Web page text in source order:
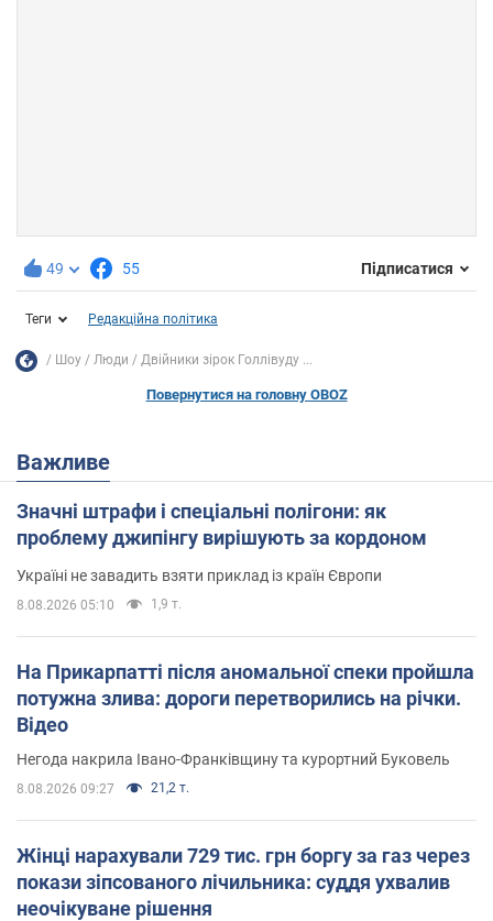
49 55 Підписатися
Теги Редакційна політика
Шоу Люди Двійники зірок Голлівуду ...
Повернутися на головну OBOZ
Важливе
Значні штрафи і спеціальні полігони: як
проблему джипінгу вирішують за кордоном
Україні не завадить взяти приклад із країн Європи
8.08.2026 05:10 1,9 т.
На Прикарпатті після аномальної спеки пройшла
потужна злива: дороги перетворились на річки.
Відео
Негода накрила Івано-Франківщину та курортний Буковель
8.08.2026 09:27 21,2 т.
Жінці нарахували 729 тис. грн боргу за газ через
покази зіпсованого лічильника: суддя ухвалив
неочікуване рішення